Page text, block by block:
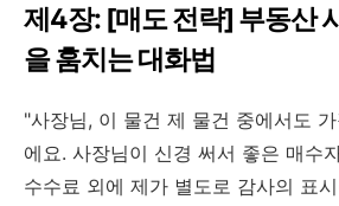
제4장: [매도 전략] 부동산
을 훔치는 대화법
"사장님, 이 물건 제 물건 중에서도
에요. 사장님이 신경 써서 좋은 매수
수수료 외에 제가 별도로 감사의 표